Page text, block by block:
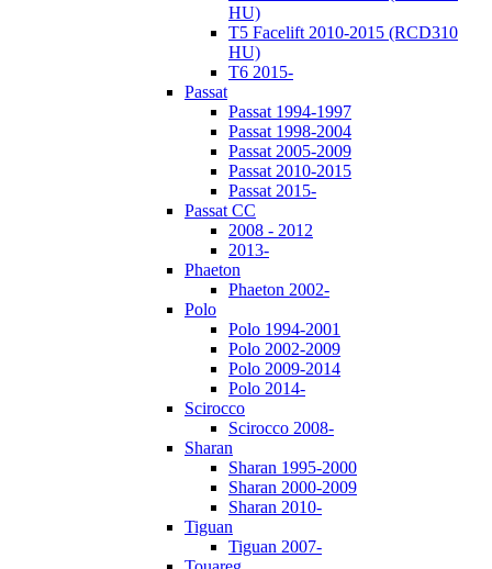
HU)
T5 Facelift 2010-2015 (RCD310
HU)
T6 2015-
Passat
Passat 1994-1997
Passat 1998-2004
Passat 2005-2009
Passat 2010-2015
Passat 2015-
Passat CC
2008 - 2012
2013-
Phaeton
Phaeton 2002-
Polo
Polo 1994-2001
Polo 2002-2009
Polo 2009-2014
Polo 2014-
Scirocco
Scirocco 2008-
Sharan
Sharan 1995-2000
Sharan 2000-2009
Sharan 2010-
Tiguan
Tiguan 2007-